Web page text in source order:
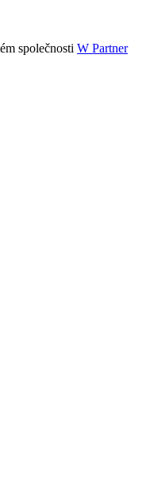
společnosti W Partner